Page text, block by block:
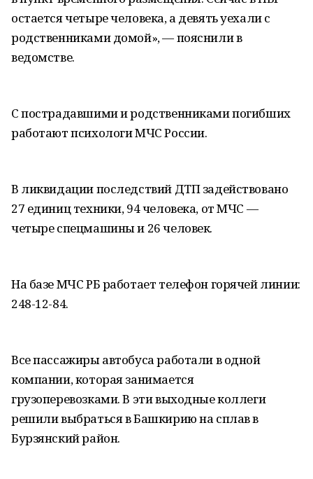
остается четыре человека, а девять уехали с
родственниками домой», — пояснили в
ведомстве.
С пострадавшими и родственниками погибших
работают психологи МЧС России.
В ликвидации последствий ДТП задействовано
27 единиц техники, 94 человека, от МЧС —
четыре спецмашины и 26 человек.
На базе МЧС РБ работает телефон горячей линии:
248-12-84.
Все пассажиры автобуса работали в одной
компании, которая занимается
грузоперевозками. В эти выходные коллеги
решили выбраться в Башкирию на сплав в
Бурзянский район.